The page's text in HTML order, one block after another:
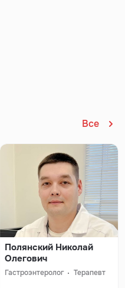
Все
Полянский Николай
Олегович
Гастроэнтеролог Терапевт